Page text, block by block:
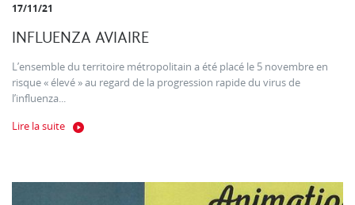
17/11/21
INFLUENZA AVIAIRE
L’ensemble du territoire métropolitain a été placé le 5 novembre en
risque « élevé » au regard de la progression rapide du virus de
l’influenza...
Lire la suite